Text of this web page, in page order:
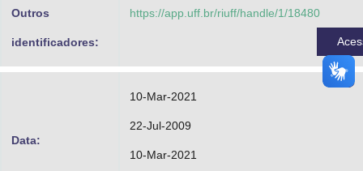
http://buscatextual.cnpq.br/buscatextual/
id=K4758659Y0
Monnerat, Rosane Santos Mauro
Outros
identificadores:
https://app.uff.br/riuff/handle/1/18480
Data:
10-Mar-2021
22-Jul-2009
10-Mar-2021